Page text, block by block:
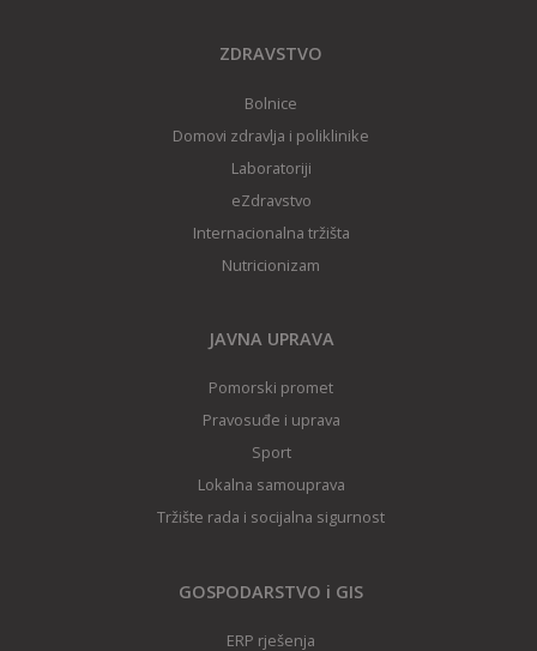
ZDRAVSTVO
Bolnice
Domovi zdravlja i poliklinike
Laboratoriji
eZdravstvo
Internacionalna tržišta
Nutricionizam
JAVNA UPRAVA
Pomorski promet
Pravosuđe i uprava
Sport
Lokalna samouprava
Tržište rada i socijalna sigurnost
GOSPODARSTVO i GIS
ERP rješenja